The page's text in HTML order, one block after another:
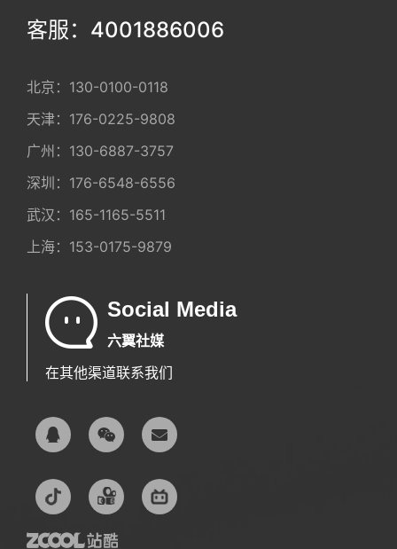
客服：4001886006
北京： 130-0100-0118
天津： 176-0225-9808
广州： 130-6887-3757
深圳： 176-6548-6556
武汉： 165-1165-5511
上海： 153-0175-9879
Social Media
六翼社媒
在其他渠道联系我们